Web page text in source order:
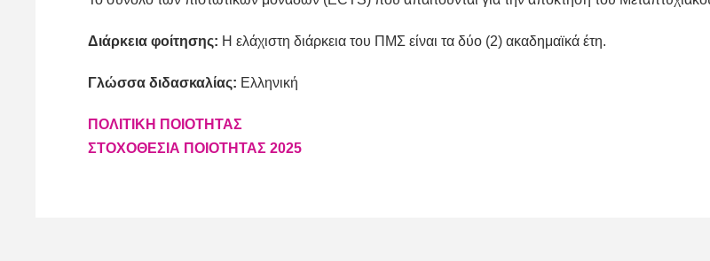
Διάρκεια φοίτησης: Η ελάχιστη διάρκεια του ΠΜΣ είναι τα δύο (2) ακαδημαϊκά έτη.
Γλώσσα διδασκαλίας: Ελληνική
ΠΟΛΙΤΙΚΗ ΠΟΙΟΤΗΤΑΣ
ΣΤΟΧΟΘΕΣΙΑ ΠΟΙΟΤΗΤΑΣ 2025